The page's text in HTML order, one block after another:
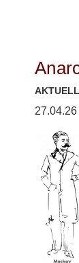
AKTUELL
27.04.26